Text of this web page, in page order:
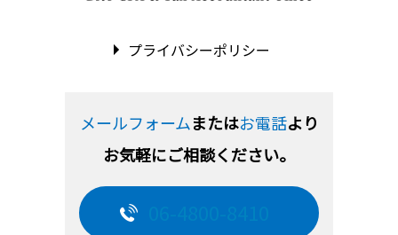
プライバシーポリシー
メールフォームまたはお電話より
お気軽にご相談ください。